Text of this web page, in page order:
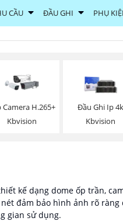
CẦU ĐẦU GHI PHỤ
Camera H.265+
Kbvision
Đầu Ghi Ip 4k
Kbvision
kế dạng dome ốp trần,
đảm bảo hình ảnh rõ
gian sử dụng.